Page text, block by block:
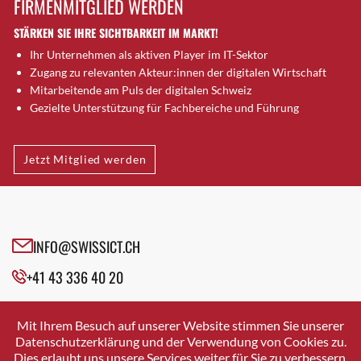
Brugg AG
Brütten
Bubendorf
Bubikon
Buchs (SG)
Bäretswil
Bülach
Cazis
Crissier
Davos Platz
Dierikon
Dietikon
FIRMENMITGLIED WERDEN
STÄRKEN SIE IHRE SICHTBARKEIT IM MARKT!
Ihr Unternehmen als aktiven Player im IT-Sektor
Zugang zu relevanten Akteur:innen der digitalen Wirtschaft
Mitarbeitende am Puls der digitalen Schweiz
Gezielte Unterstützung für Fachbereiche und Führung
Jetzt Mitglied werden
INFO@SWISSICT.CH
+41 43 336 40 20
SWISSICT
VULKANSTRASSE 120
8048 ZURICH
Mit Ihrem Besuch auf unserer Website stimmen Sie unserer
Datenschutzerklärung und der Verwendung von Cookies zu.
Dies erlaubt uns unsere Services weiter für Sie zu verbessern.